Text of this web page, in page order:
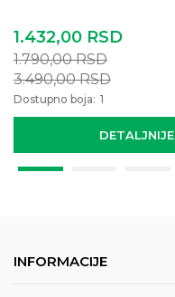
DETALJNIJE
1.432,00 RSD
1.790,00RSD
3.490,00RSD
Dostupno boja: 1
INFORMACIJE